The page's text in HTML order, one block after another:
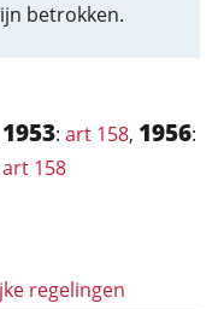
betrokken.
1953: art 158, 1956:
art 158
regelingen